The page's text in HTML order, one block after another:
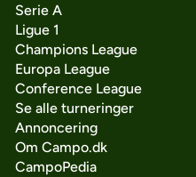
Serie A
Ligue 1
Champions League
Europa League
Conference League
Se alle turneringer
Annoncering
Om Campo.dk
CampoPedia